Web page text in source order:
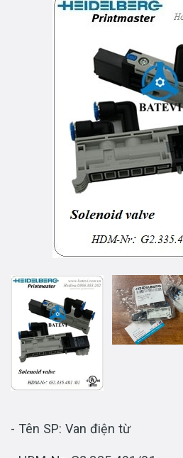
- Tên SP: Van điện từ